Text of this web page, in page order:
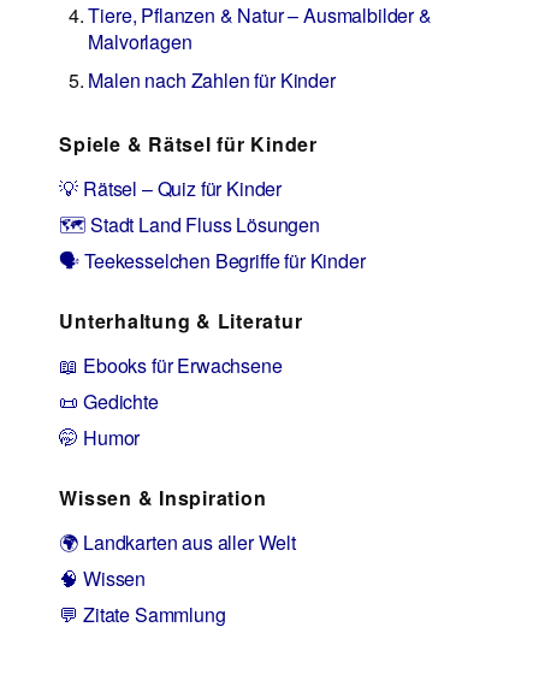
Tiere, Pflanzen & Natur – Ausmalbilder &
Malvorlagen
Malen nach Zahlen für Kinder
Spiele & Rätsel für Kinder
💡 Rätsel – Quiz für Kinder
🗺️ Stadt Land Fluss Lösungen
🗣️ Teekesselchen Begriffe für Kinder
Unterhaltung & Literatur
📖 Ebooks für Erwachsene
📜 Gedichte
🤭 Humor
Wissen & Inspiration
🌍 Landkarten aus aller Welt
🧠 Wissen
💬 Zitate Sammlung